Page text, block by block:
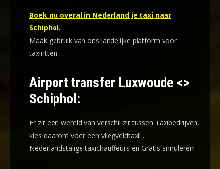
Boek nu overal in Nederland je taxi naar
Schiphol.
Maak gebruik van ons landelijke platform voor
taxiritten.
Airport transfer Luxwoude <>
Schiphol:
Er zit een wereld van verschil zit tussen Taxibedrijven,
kies daarom voor een vliegveldtaxi! .
Nederlandstalige taxichauffeurs en Gratis annuleren!